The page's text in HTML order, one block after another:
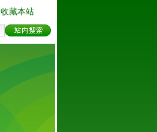
收藏本站